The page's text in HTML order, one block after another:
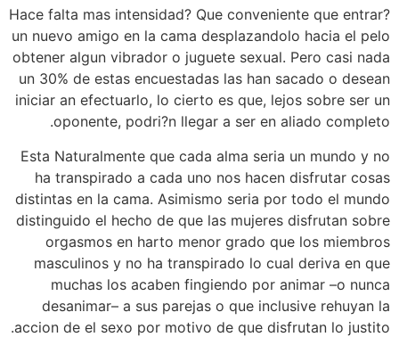
?Hace falta mas intensidad? Que conveniente que entrar
un nuevo amigo en la cama desplazandolo hacia el pelo
obtener algun vibrador o juguete sexual. Pero casi nada
un 30% de estas encuestadas las han sacado o desean
iniciar an efectuarlo, lo cierto es que, lejos sobre ser un
oponente, podri?n llegar a ser en aliado completo.
Esta Naturalmente que cada alma seri­a un mundo y no
ha transpirado a cada uno nos hacen disfrutar cosas
distintas en la cama. Asimismo seri­a por todo el mundo
distinguido el hecho de que las mujeres disfrutan sobre
orgasmos en harto menor grado que los miembros
masculinos y no ha transpirado lo cual deriva en que
muchas los acaben fingiendo por animar –o nunca
desanimar– a sus parejas o que inclusive rehuyan la
accion de el sexo por motivo de que disfrutan lo justito.